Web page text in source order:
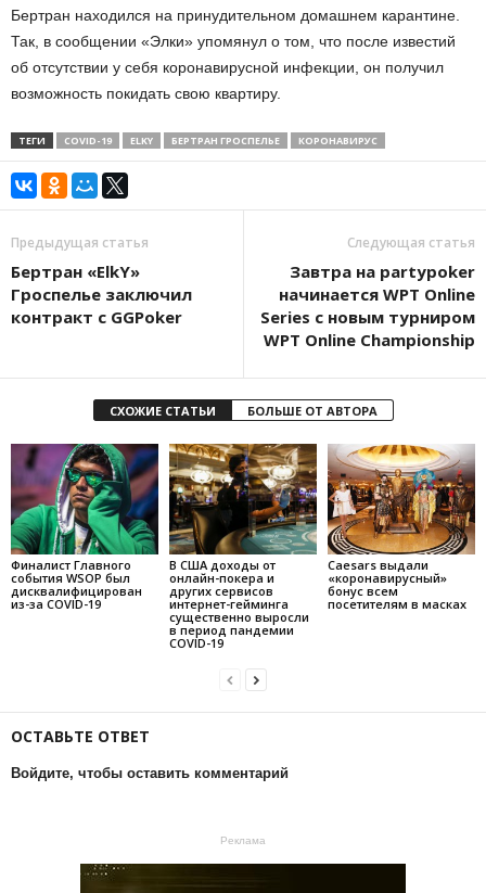
Бертран находился на принудительном домашнем карантине.
Так, в сообщении «Элки» упомянул о том, что после известий
об отсутствии у себя коронавирусной инфекции, он получил
возможность покидать свою квартиру.
ТЕГИ COVID-19 ELKY БЕРТРАН ГРОСПЕЛЬЕ КОРОНАВИРУС
Предыдущая статья
Бертран «ElkY»
Гроспелье заключил
контракт с GGPoker
Следующая статья
Завтра на partypoker
начинается WPT Online
Series с новым турниром
WPT Online Championship
СХОЖИЕ СТАТЬИ БОЛЬШЕ ОТ АВТОРА
Финалист Главного
события WSOP был
дисквалифицирован
из-за COVID-19
В США доходы от
онлайн-покера и
других сервисов
интернет-гейминга
существенно выросли
в период пандемии
COVID-19
Caesars выдали
«коронавирусный»
бонус всем
посетителям в масках
ОСТАВЬТЕ ОТВЕТ
Войдите, чтобы оставить комментарий
Реклама